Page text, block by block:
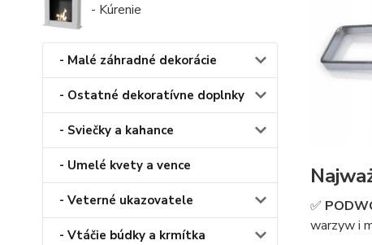
- Kúrenie
- Malé záhradné dekorácie
- Ostatné dekoratívne doplnky
- Sviečky a kahance
- Umelé kvety a vence
- Veterné ukazovatele
- Vtáčie búdky a krmítka
✅
warzyw i